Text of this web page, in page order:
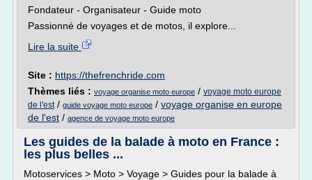
Fondateur - Organisateur - Guide moto
Passionné de voyages et de motos, il explore...
Lire la suite
Site : https://thefrenchride.com
Thèmes liés : voyage organise moto europe / voyage moto europe
de l'est/ guide voyage moto europe / voyage organise en europe
de l'est / agence de voyage moto europe
Les guides de la balade à moto en France :
les plus belles ...
Motoservices > Moto > Voyage > Guides pour la balade à